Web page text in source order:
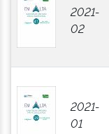
2021-
02
2021-
01